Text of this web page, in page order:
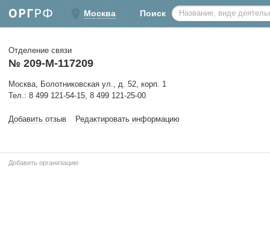
Москва Поиск
Отделение связи
№ 209-М-117209
Москва, Болотниковская ул., д. 52, корп. 1
Тел.: 8 499 121-54-15, 8 499 121-25-00
Добавить отзыв Редактировать информацию
Добавить организацию